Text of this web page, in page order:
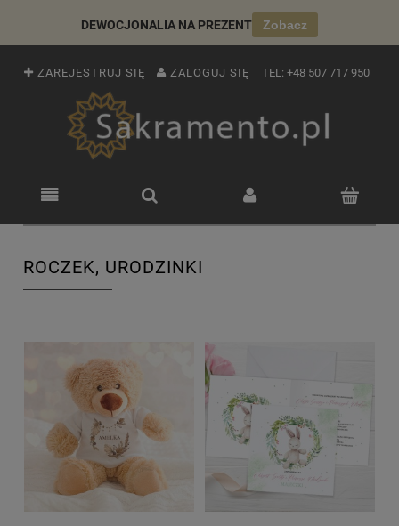
DEWOCJONALIA NA PREZENT Zobacz
ZAREJESTRUJ SIĘ ZALOGUJ SIĘ TEL: +48 507 717 950
ROCZEK, URODZINKI